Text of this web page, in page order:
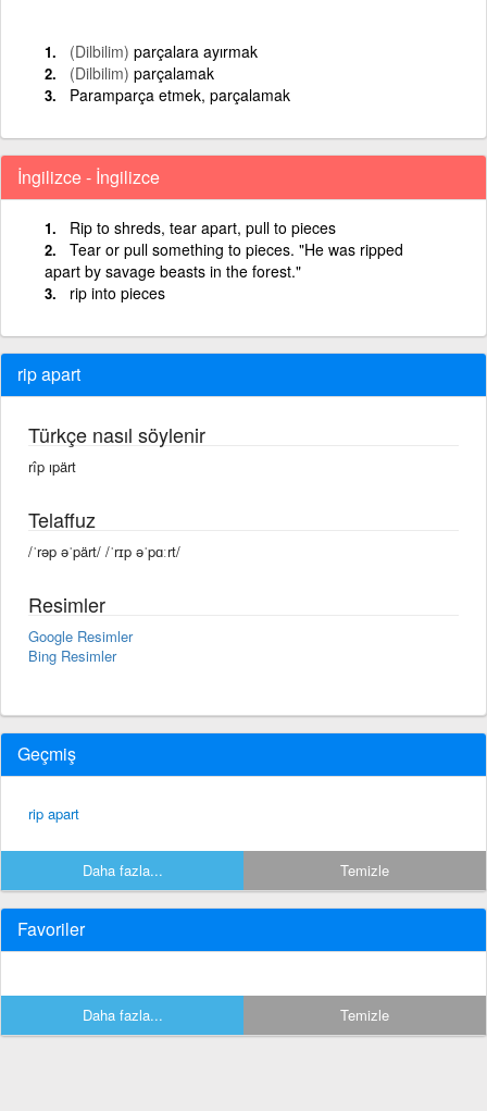
(Dilbilim) parçalara ayırmak
(Dilbilim) parçalamak
Paramparça etmek, parçalamak
İngilizce - İngilizce
Rip to shreds, tear apart, pull to pieces
Tear or pull something to pieces. "He was ripped
apart by savage beasts in the forest."
rip into pieces
rip apart
Türkçe nasıl söylenir
rîp ıpärt
Telaffuz
/ˈrəp əˈpärt/ /ˈrɪp əˈpɑːrt/
Resimler
Google Resimler
Bing Resimler
Geçmiş
rip apart
Daha fazla... Temizle
Favoriler
Daha fazla... Temizle